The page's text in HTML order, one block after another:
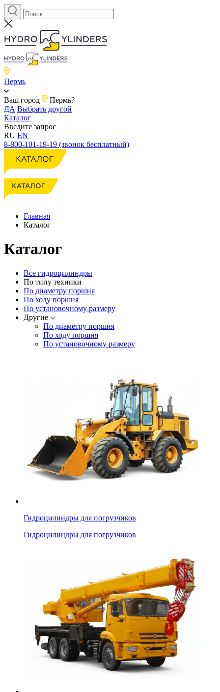
Пермь
Ваш город
Пермь?
ДА Выбрать другой
Каталог
Введите запрос
RU EN
8-800-101-19-19 (звонок бесплатный)
Главная
Каталог
Каталог
Все гидроцилиндры
По типу техники
По диаметру поршня
По ходу поршня
По установочному размеру
Другие
По диаметру поршня
По ходу поршня
По установочному размеру
Гидроцилиндры для погрузчиков
Гидроцилиндры для погрузчиков